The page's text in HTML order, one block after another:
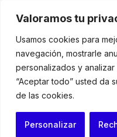
Valoramos tu
Usamos cookies para
navegación, mostrarle
personalizados y
“Aceptar todo” usted da
de las cookies.
Personalizar
C. Avinyó 44, 2n |
119 03 72|
© Institut de Drets
Aviso legal|Cookies
Programación web: